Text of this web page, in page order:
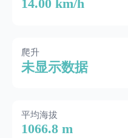
14.00 km/h
爬升
未显示数据
平均海拔
1066.8 m